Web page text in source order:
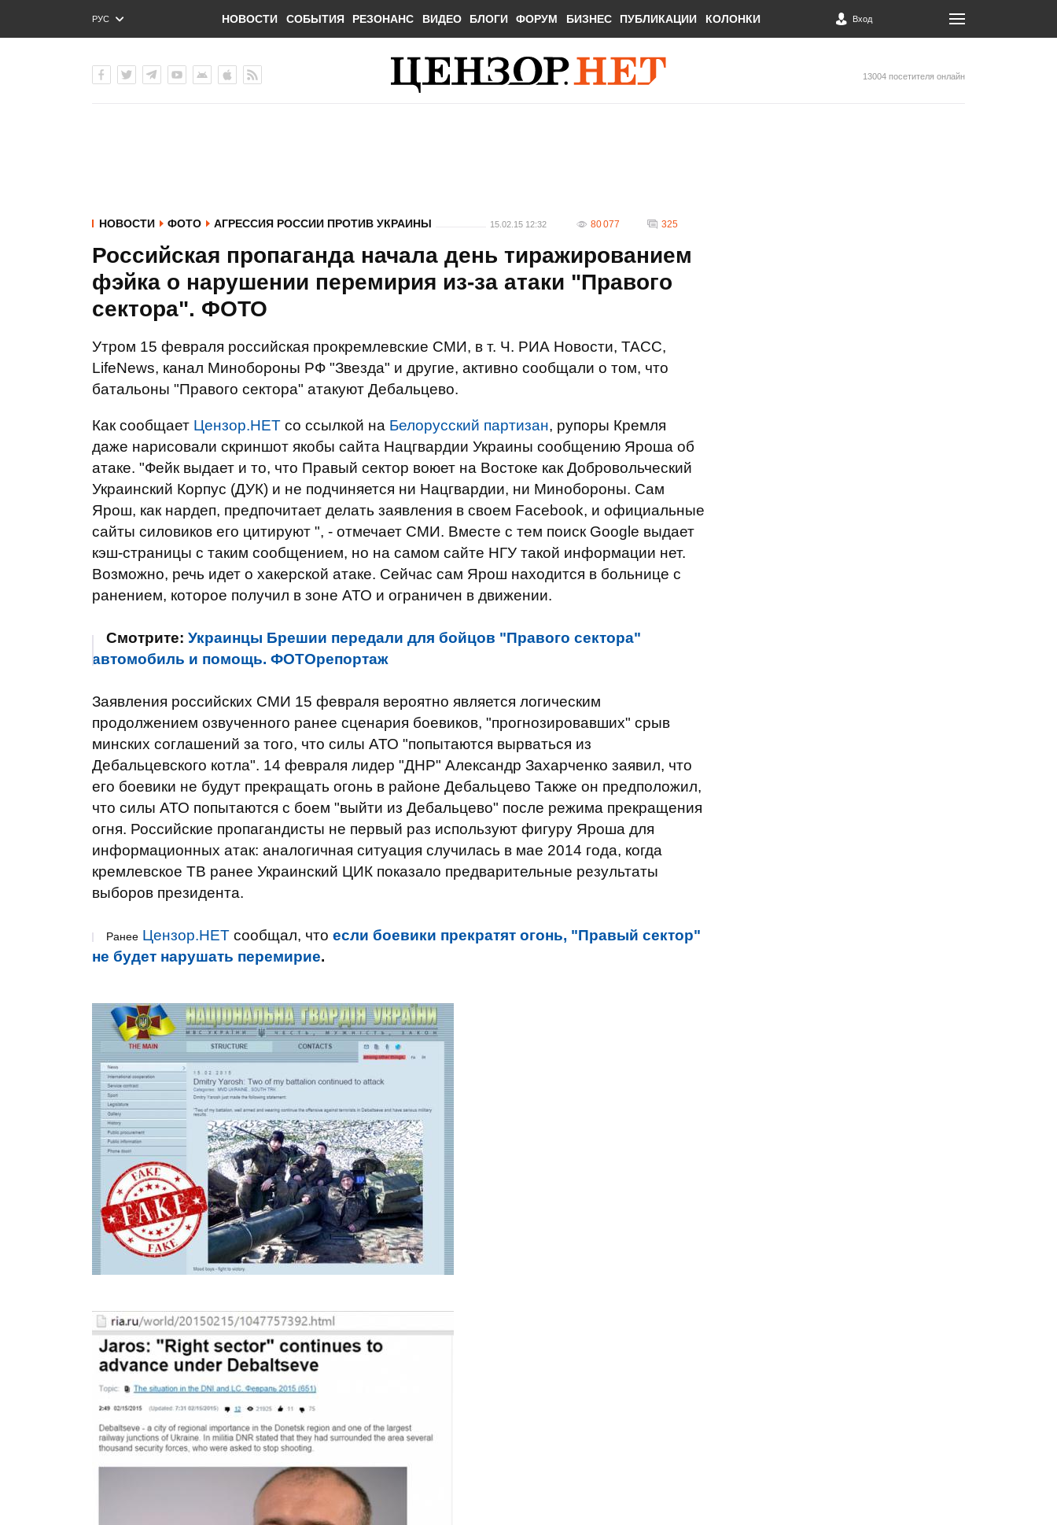
РУС
ENG
НОВОСТИ СОБЫТИЯ РЕЗОНАНС ВИДЕО БЛОГИ ФОРУМ БИЗНЕС ПУБЛИКАЦИИ КОЛОНКИ Вход
13004 посетителя онлайн
НОВОСТИ ФОТО АГРЕССИЯ РОССИИ ПРОТИВ УКРАИНЫ 15.02.15 12:32 80 077 325
Российская пропаганда начала день тиражированием
фэйка о нарушении перемирия из-за атаки "Правого
сектора". ФОТО
Утром 15 февраля российская прокремлевские СМИ, в т. Ч. РИА Новости, ТАСС,
LifeNews, канал Минобороны РФ "Звезда" и другие, активно сообщали о том, что
батальоны "Правого сектора" атакуют Дебальцево.
Как сообщает Цензор.НЕТ со ссылкой на Белорусский партизан, рупоры Кремля
даже нарисовали скриншот якобы сайта Нацгвардии Украины сообщению Яроша об
атаке. "Фейк выдает и то, что Правый сектор воюет на Востоке как Добровольческий
Украинский Корпус (ДУК) и не подчиняется ни Нацгвардии, ни Минобороны. Сам
Ярош, как нардеп, предпочитает делать заявления в своем Facebook, и официальные
сайты силовиков его цитируют ", - отмечает СМИ. Вместе с тем поиск Google выдает
кэш-страницы с таким сообщением, но на самом сайте НГУ такой информации нет.
Возможно, речь идет о хакерской атаке. Сейчас сам Ярош находится в больнице с
ранением, которое получил в зоне АТО и ограничен в движении.
Смотрите: Украинцы Брешии передали для бойцов "Правого сектора"
автомобиль и помощь. ФОТОрепортаж
Заявления российских СМИ 15 февраля вероятно является логическим
продолжением озвученного ранее сценария боевиков, "прогнозировавших" срыв
минских соглашений за того, что силы АТО "попытаются вырваться из
Дебальцевского котла". 14 февраля лидер "ДНР" Александр Захарченко заявил, что
его боевики не будут прекращать огонь в районе Дебальцево Также он предположил,
что силы АТО попытаются с боем "выйти из Дебальцево" после режима прекращения
огня. Российские пропагандисты не первый раз используют фигуру Яроша для
информационных атак: аналогичная ситуация случилась в мае 2014 года, когда
кремлевское ТВ ранее Украинский ЦИК показало предварительные результаты
выборов президента.
Ранее Цензор.НЕТ сообщал, что если боевики прекратят огонь, "Правый сектор"
не будет нарушать перемирие.